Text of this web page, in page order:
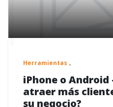
Herramientas
iPhone o Android
atraer más
su negocio?